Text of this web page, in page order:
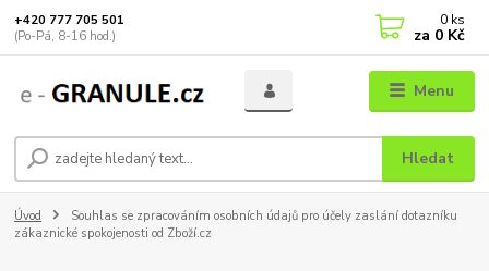
Menu
Hledat
+420 777 705 501
(Po-Pá, 8-16 hod.)
0 ks
za 0 Kč
Úvod
Souhlas se zpracováním osobních údajů pro účely zaslání dotazníku
zákaznické spokojenosti od Zboží.cz